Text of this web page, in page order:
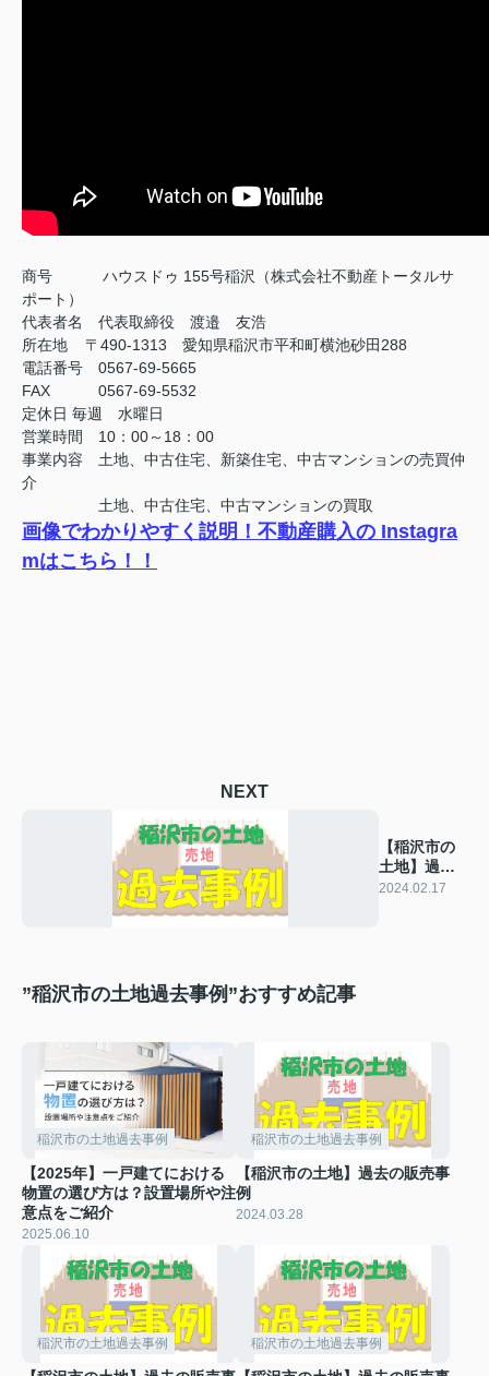
商号
ハウスドゥ 155号稲沢（株式会社不動産トータルサ
ポート）
代表者名 代表取締役 渡邉 友浩
所在地 〒490-1313 愛知県稲沢市平和町横池砂田288
電話番号 0567-69-5665
FAX
0567-69-5532
定休日 毎週 水曜日
営業時間 10：00～18：00
事業内容 土地、中古住宅、新築住宅、中古マンションの売買仲
介
土地、中古住宅、中古マンションの買取
画像でわかりやすく説明！不動産購入の Instagra
mはこちら！！
NEXT
【稲沢市の
土地】過去
の販売事例
2024.02.17
”稲沢市の土地過去事例”おすすめ記事
稲沢市の土地過去事例
【2025年】一戸建てにおける
物置の選び方は？設置場所や注
意点をご紹介
2025.06.10
稲沢市の土地過去事例
【稲沢市の土地】過去の販売事
例
2024.03.28
稲沢市の土地過去事例 稲沢市の土地過去事例